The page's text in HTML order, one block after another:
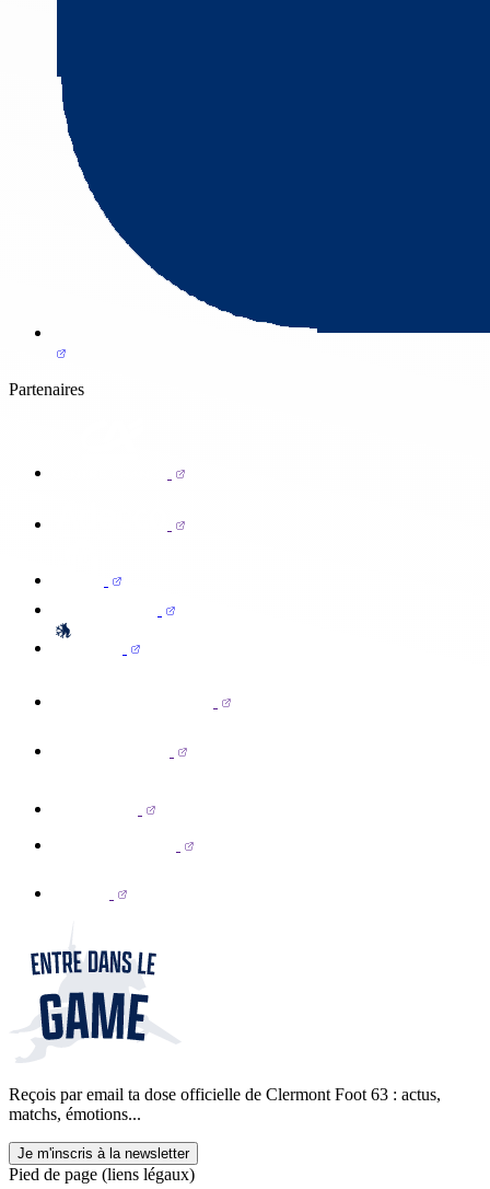
Partenaires
Reçois par email ta dose officielle de Clermont Foot 63 : actus,
matchs, émotions...
Je m'inscris à la newsletter
Pied de page (liens légaux)